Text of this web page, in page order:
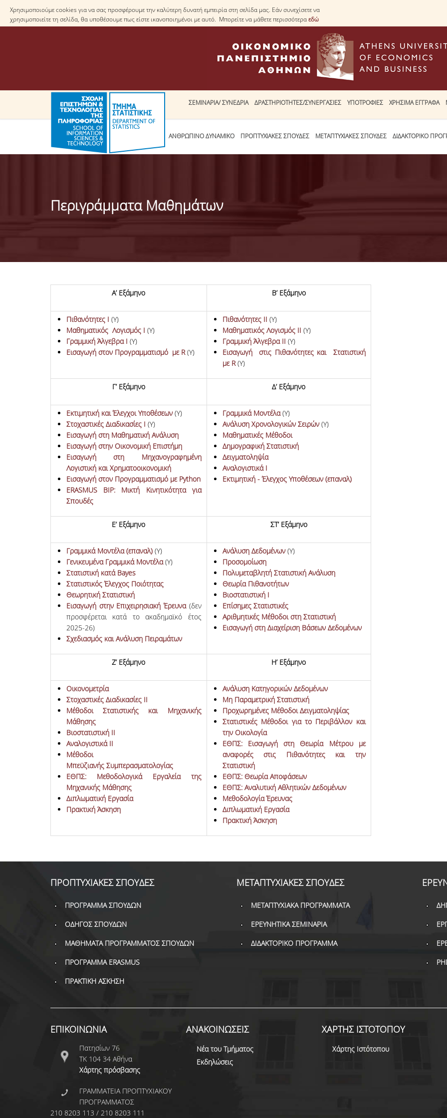
Χρησιμοποιούμε cookies για να σας προσφέρουμε την καλύτερη δυνατή εμπειρία στη σελίδα μας. Εάν συνεχίσετε να
χρησιμοποιείτε τη σελίδα, θα υποθέσουμε πως είστε ικανοποιημένοι με αυτό. Μπορείτε να μάθετε περισσότεραεδώ
ΣΕΜΙΝΑΡΙΑ/ ΣΥΝΕΔΡΙΑ ΔΡΑΣΤΗΡΙΟΤΗΤΕΣ/ΣΥΝΕΡΓΑΣΙΕΣ ΥΠΟΤΡΟΦΙΕΣ ΧΡΗΣΙΜΑ ΕΓΓΡΑΦΑ
ΑΝΘΡΩΠΙΝΟ ΔΥΝΑΜΙΚΟ ΠΡΟΠΤΥΧΙΑΚΕΣ ΣΠΟΥΔΕΣ ΜΕΤΑΠΤΥΧΙΑΚΕΣ ΣΠΟΥΔΕΣ ΔΙΔΑΚΤΟΡΙΚΟ
Περιγράμματα Μαθημάτων
Α’ Εξάμηνο Β’ Εξάμηνο
Πιθανότητες Ι (Υ)
Μαθηματικός Λογισμός Ι (Υ)
Γραμμική Άλγεβρα Ι (Υ)
Εισαγωγή στον Προγραμματισμό με R(Υ)
Πιθανότητες ΙΙ (Υ)
Μαθηματικός Λογισμός ΙΙ (Υ)
Γραμμική Άλγεβρα ΙΙ (Υ)
Εισαγωγή στις Πιθανότητες και Στατιστική
με R(Υ)
Γ’ Εξάμηνο Δ’ Εξάμηνο
Εκτιμητική και Έλεγχοι Υποθέσεων(Υ)
Στοχαστικές Διαδικασίες Ι (Υ)
Εισαγωγή στη Μαθηματική Ανάλυση
Εισαγωγή στην Οικονομική Επιστήμη
Εισαγωγή στη Μηχανογραφημένη
Λογιστική και Χρηματοοικονομική
Εισαγωγή στον Προγραμματισμό με Python
ERASMUS BIP: Μικτή Κινητικότητα για
Σπουδές
Γραμμικά Μοντέλα(Υ)
Ανάλυση Χρονολογικών Σειρών(Υ)
Μαθηματικές Μέθοδοι
Δημογραφική Στατιστική
Δειγματοληψία
Αναλογιστικά Ι
Εκτιμητική - Έλεγχος Υποθέσεων (επαναλ)
Ε’ Εξάμηνο ΣΤ’ Εξάμηνο
Γραμμικά Μοντέλα (επαναλ)(Υ)
Γενικευμένα Γραμμικά Μοντέλα (Υ)
Στατιστική κατά Bayes
Στατιστικός Έλεγχος Ποιότητας
Θεωρητική Στατιστική
Εισαγωγή στην Επιχειρησιακή Έρευνα(δεν
προσφέρεται κατά το ακαδημαϊκό έτος
2025-26)
Σχεδιασμός και Ανάλυση Πειραμάτων
Ανάλυση Δεδομένων(Υ)
Προσομοίωση
Πολυμεταβλητή Στατιστική Ανάλυση
Θεωρία Πιθανοτήτων
Βιοστατιστική I
Επίσημες Στατιστικές
Αριθμητικές Μέθοδοι στη Στατιστική
Εισαγωγή στη Διαχείριση Βάσεων Δεδομένων
Ζ’ Εξάμηνο Η’ Εξάμηνο
Οικονομετρία
Στοχαστικές Διαδικασίες ΙΙ
ΜέθοδοιΣτατιστικής και Μηχανικής
Μάθησης
Βιοστατιστική ΙΙ
Αναλογιστικά ΙΙ
Μέθοδοι
Μπεϋζιανής Συμπερασματολογίας
ΕΘΠΣ: Μεθοδολογικά Εργαλεία της
Μηχανικής Μάθησης
Διπλωματική Εργασία
Πρακτική Άσκηση
Ανάλυση Κατηγορικών Δεδομένων
Μη Παραμετρική Στατιστική
Προχωρημένες Μέθοδοι Δειγματοληψίας
Στατιστικές Μέθοδοι για το Περιβάλλον και
την Οικολογία
ΕΘΠΣ: Εισαγωγή στη Θεωρία Μέτρου με
αναφορές στις Πιθανότητες και την
Στατιστική
ΕΘΠΣ: Θεωρία Αποφάσεων
ΕΘΠΣ: Αναλυτική Αθλητικών Δεδομένων
Μεθοδολογία Έρευνας
Διπλωματική Εργασία
Πρακτική Άσκηση
ΠΡΟΠΤΥΧΙΑΚΕΣ ΣΠΟΥΔΕΣ
ΠΡΟΓΡΑΜΜΑ ΣΠΟΥΔΩΝ
ΟΔΗΓΟΣ ΣΠΟΥΔΩΝ
ΜΑΘΗΜΑΤΑ ΠΡΟΓΡΑΜΜΑΤΟΣ ΣΠΟΥΔΩΝ
ΠΡΟΓΡΑΜΜΑ ERASMUS
ΠΡΑΚΤΙΚΗ ΑΣΚΗΣΗ
ΜΕΤΑΠΤΥΧΙΑΚΕΣ ΣΠΟΥΔΕΣ
ΜΕΤΑΠΤΥΧΙΑΚΑ ΠΡΟΓΡΑΜΜΑΤΑ
ΕΡΕΥΝΗΤΙΚΑ ΣΕΜΙΝΑΡΙΑ
ΔΙΔΑΚΤΟΡΙΚΟ ΠΡΟΓΡΑΜΜΑ
ΕΠΙΚΟΙΝΩΝΙΑ
Πατησίων 76
ΤΚ 104 34 Αθήνα
Χάρτης πρόσβασης
ΓΡΑΜΜΑΤΕΙΑ ΠΡΟΠΤΥΧΙΑΚΟΥ
ΠΡΟΓΡΑΜΜΑΤΟΣ
210 8203 113 / 210 8203 111
ΑΝΑΚΟΙΝΩΣΕΙΣ
Νέα του Τμήματος
Εκδηλώσεις
ΧΑΡΤΗΣ ΙΣΤΟΤΟΠΟΥ
Χάρτης Ιστότοπου